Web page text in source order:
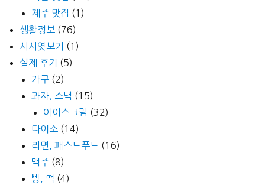
제주 맛집 (1)
생활정보 (76)
시사엿보기
(1)
실제 후기
(5)
가구 (2)
과자, 스낵 (15)
아이스크림 (32)
다이소 (14)
라면, 패스트푸드 (16)
맥주 (8)
빵, 떡 (4)